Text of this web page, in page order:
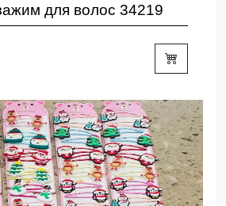
для волос 34219